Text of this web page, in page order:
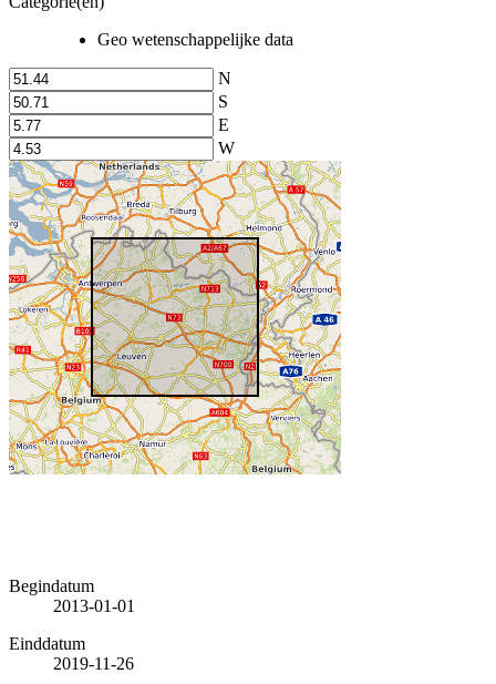
Geo wetenschappelijke data
N
S
E
W
Begindatum
2013-01-01
Einddatum
2019-11-26